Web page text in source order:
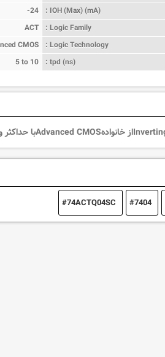
IOH (Max) (mA) :
-24
Logic Family :
ACT
Logic Technology :
CMOS
tpd (ns) :
5 to 10
7404
74ACTQ04SC